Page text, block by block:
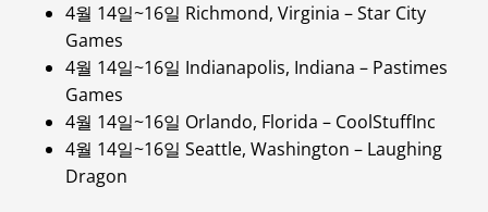
4월 14일~16일 Richmond, Virginia – Star City
Games
4월 14일~16일 Indianapolis, Indiana – Pastimes
Games
4월 14일~16일 Orlando, Florida – CoolStuffInc
4월 14일~16일 Seattle, Washington – Laughing
Dragon